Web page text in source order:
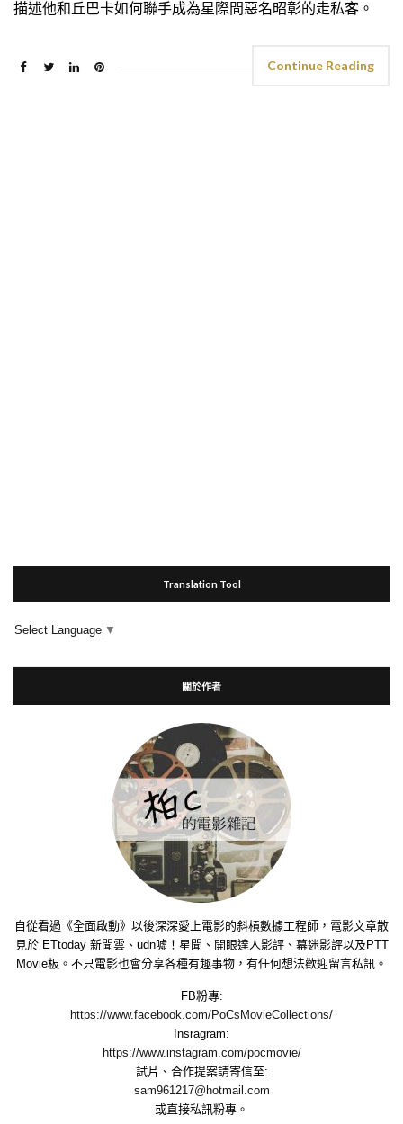
描述他和丘巴卡如何聯手成為星際間惡名昭彰的走私客。
Continue Reading
Translation Tool
Select Language ▼
關於作者
自從看過《全面啟動》以後深深愛上電影的斜槓數據工程師，電影文章散
見於 ETtoday 新聞雲、udn噓！星聞、開眼達人影評、幕迷影評以及PTT
Movie板。不只電影也會分享各種有趣事物，有任何想法歡迎留言私訊。
FB粉專:
https://www.facebook.com/PoCsMovieCollections/
Insragram:
https://www.instagram.com/pocmovie/
試片、合作提案請寄信至:
sam961217@hotmail.com
或直接私訊粉專。